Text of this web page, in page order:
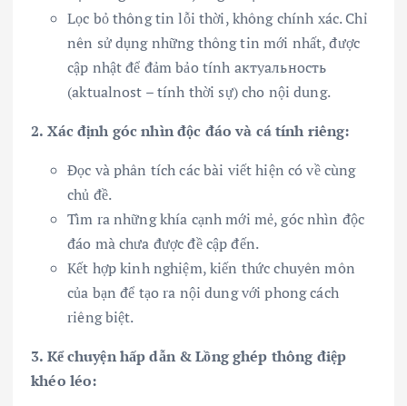
Lọc bỏ thông tin lỗi thời, không chính xác. Chỉ
nên sử dụng những thông tin mới nhất, được
cập nhật để đảm bảo tính актуальность
(aktualnost – tính thời sự) cho nội dung.
2. Xác định góc nhìn độc đáo và cá tính riêng:
Đọc và phân tích các bài viết hiện có về cùng
chủ đề.
Tìm ra những khía cạnh mới mẻ, góc nhìn độc
đáo mà chưa được đề cập đến.
Kết hợp kinh nghiệm, kiến thức chuyên môn
của bạn để tạo ra nội dung với phong cách
riêng biệt.
3. Kể chuyện hấp dẫn & Lồng ghép thông điệp
khéo léo: